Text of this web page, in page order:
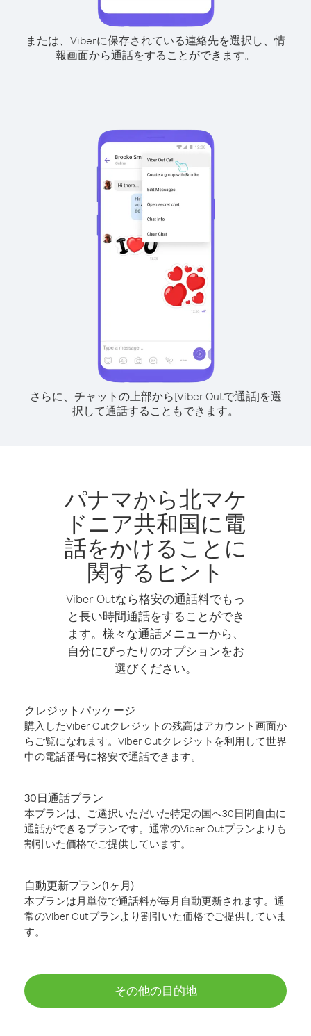
または、Viberに保存されている連絡先を選択し、情
報画面から通話をすることができます。
さらに、チャットの上部から[Viber Outで通話]を選
択して通話することもできます。
パナマから北マケ
ドニア共和国に電
話をかけることに
関するヒント
Viber Outなら格安の通話料でもっ
と長い時間通話をすることができ
ます。様々な通話メニューから、
自分にぴったりのオプションをお
選びください。
クレジットパッケージ
購入したViber Outクレジットの残高はアカウント画面か
らご覧になれます。Viber Outクレジットを利用して世界
中の電話番号に格安で通話できます。
30日通話プラン
本プランは、ご選択いただいた特定の国へ30日間自由に
通話ができるプランです。通常のViber Outプランよりも
割引いた価格でご提供しています。
自動更新プラン(1ヶ月)
本プランは月単位で通話料が毎月自動更新されます。通
常のViber Outプランより割引いた価格でご提供していま
す。
その他の目的地